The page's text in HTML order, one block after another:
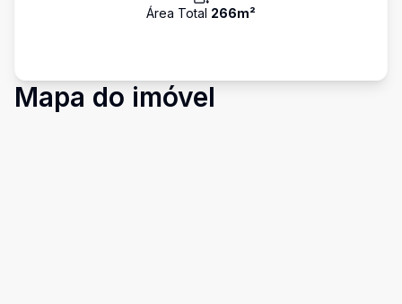
Área Total 266m²
Mapa do imóvel